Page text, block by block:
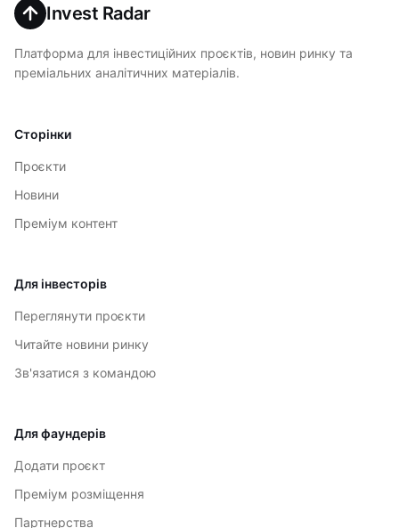
Invest Radar
Платформа для інвестиційних проєктів, новин ринку та
преміальних аналітичних матеріалів.
Сторінки
Проєкти
Новини
Преміум контент
Для інвесторів
Переглянути проєкти
Читайте новини ринку
Зв'язатися з командою
Для фаундерів
Додати проєкт
Преміум розміщення
Партнерства